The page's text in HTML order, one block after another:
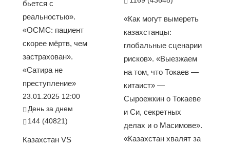
бьется с
реальностью».
«ОСМС: пациент
скорее мёртв, чем
застрахован».
«Сатира не
преступление»
23.01.2025 12:00
День за днем
144 (40821)
Казахстан VS
«Как могут вымереть
казахстанцы:
глобальные сценарии
рисков». «Выезжаем
на том, что Токаев —
китаист» —
Сыроежкин о Токаеве
и Си, секретных
делах и о Масимове».
«Казахстан хвалят за